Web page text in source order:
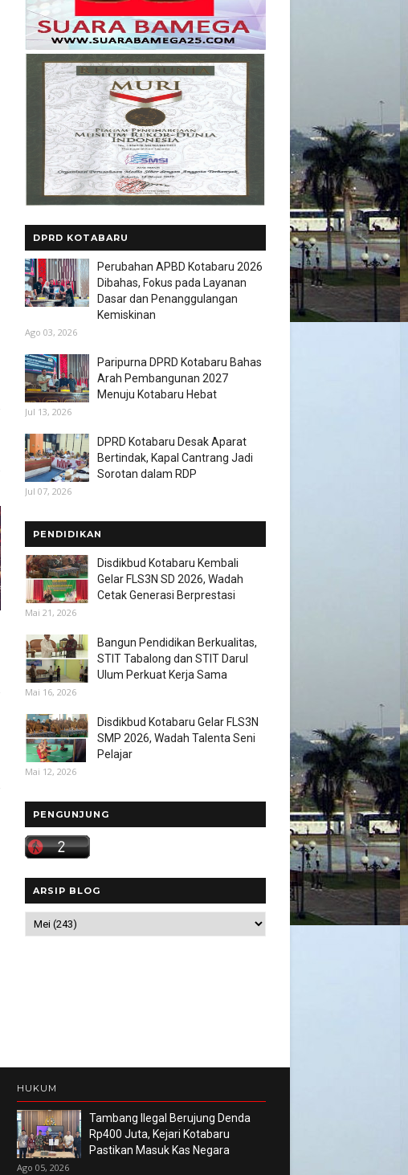
DPRD KOTABARU
Perubahan APBD Kotabaru 2026
Dibahas, Fokus pada Layanan
Dasar dan Penanggulangan
Kemiskinan
Ago 03, 2026
Paripurna DPRD Kotabaru Bahas
Arah Pembangunan 2027
Menuju Kotabaru Hebat
Jul 13, 2026
DPRD Kotabaru Desak Aparat
Bertindak, Kapal Cantrang Jadi
Sorotan dalam RDP
Jul 07, 2026
PENDIDIKAN
Disdikbud Kotabaru Kembali
Gelar FLS3N SD 2026, Wadah
Cetak Generasi Berprestasi
Mai 21, 2026
Bangun Pendidikan Berkualitas,
STIT Tabalong dan STIT Darul
Ulum Perkuat Kerja Sama
Mai 16, 2026
Disdikbud Kotabaru Gelar FLS3N
SMP 2026, Wadah Talenta Seni
Pelajar
Mai 12, 2026
PENGUNJUNG
ARSIP BLOG
HUKUM
Tambang Ilegal Berujung Denda
Rp400 Juta, Kejari Kotabaru
Pastikan Masuk Kas Negara
Ago 05, 2026